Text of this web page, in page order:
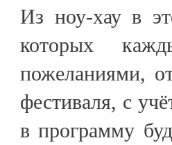
Из ноу-хау в
которых
пожеланиями,
фестиваля, с
в программу